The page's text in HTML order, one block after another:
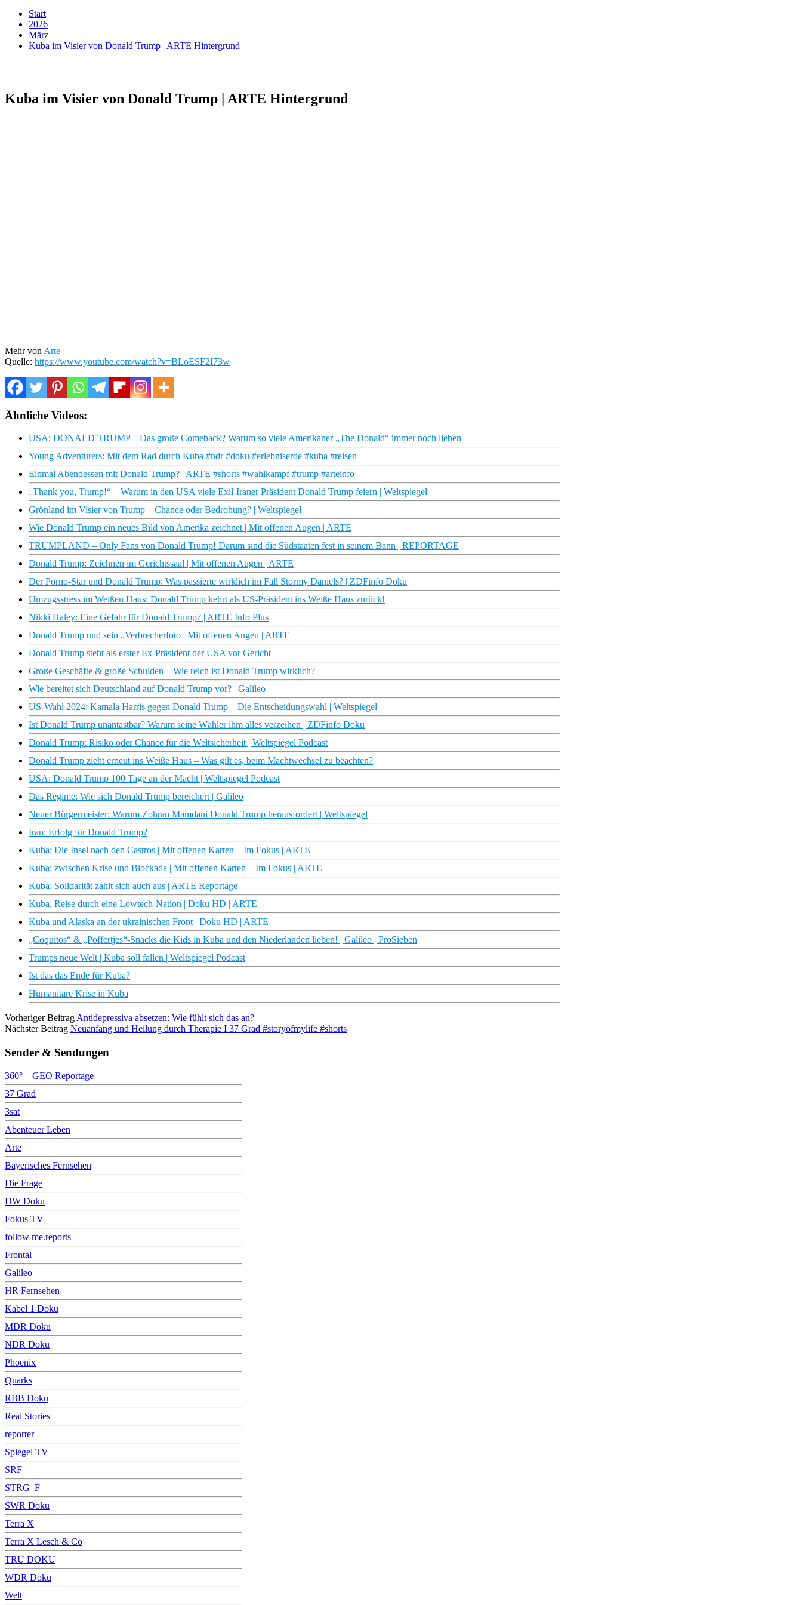
Start
2026
März
Kuba im Visier von Donald Trump | ARTE Hintergrund
Kuba im Visier von Donald Trump | ARTE Hintergrund
Mehr von Arte
Quelle: https://www.youtube.com/watch?v=BLoESF2I73w
Ähnliche Videos:
USA: DONALD TRUMP – Das große Comeback? Warum so viele Amerikaner „The Donald“ immer noch lieben
Young Adventurers: Mit dem Rad durch Kuba #ndr #doku #erlebniserde #kuba #reisen
Einmal Abendessen mit Donald Trump? | ARTE #shorts #wahlkampf #trump #arteinfo
„Thank you, Trump!“ – Warum in den USA viele Exil-Iraner Präsident Donald Trump feiern | Weltspiegel
Grönland im Visier von Trump – Chance oder Bedrohung? | Weltspiegel
Wie Donald Trump ein neues Bild von Amerika zeichnet | Mit offenen Augen | ARTE
TRUMPLAND – Only Fans von Donald Trump! Darum sind die Südstaaten fest in seinem Bann | REPORTAGE
Donald Trump: Zeichnen im Gerichtssaal | Mit offenen Augen | ARTE
Der Porno-Star und Donald Trump: Was passierte wirklich im Fall Stormy Daniels? | ZDFinfo Doku
Umzugsstress im Weißen Haus: Donald Trump kehrt als US-Präsident ins Weiße Haus zurück!
Nikki Haley: Eine Gefahr für Donald Trump? | ARTE Info Plus
Donald Trump und sein „Verbrecherfoto | Mit offenen Augen | ARTE
Donald Trump steht als erster Ex-Präsident der USA vor Gericht
Große Geschäfte & große Schulden – Wie reich ist Donald Trump wirklich?
Wie bereitet sich Deutschland auf Donald Trump vor? | Galileo
US-Wahl 2024: Kamala Harris gegen Donald Trump – Die Entscheidungswahl | Weltspiegel
Ist Donald Trump unantastbar? Warum seine Wähler ihm alles verzeihen | ZDFinfo Doku
Donald Trump: Risiko oder Chance für die Weltsicherheit | Weltspiegel Podcast
Donald Trump zieht erneut ins Weiße Haus – Was gilt es, beim Machtwechsel zu beachten?
USA: Donald Trump 100 Tage an der Macht | Weltspiegel Podcast
Das Regime: Wie sich Donald Trump bereichert | Galileo
Neuer Bürgermeister: Warum Zohran Mamdani Donald Trump herausfordert | Weltspiegel
Iran: Erfolg für Donald Trump?
Kuba: Die Insel nach den Castros | Mit offenen Karten – Im Fokus | ARTE
Kuba: zwischen Krise und Blockade | Mit offenen Karten – Im Fokus | ARTE
Kuba: Solidarität zahlt sich auch aus | ARTE Reportage
Kuba, Reise durch eine Lowtech-Nation | Doku HD | ARTE
Kuba und Alaska an der ukrainischen Front | Doku HD | ARTE
„Coquitos“ & „Poffertjes“-Snacks die Kids in Kuba und den Niederlanden lieben! | Galileo | ProSieben
Trumps neue Welt | Kuba soll fallen | Weltspiegel Podcast
Ist das das Ende für Kuba?
Humanitäre Krise in Kuba
Vorheriger Beitrag Antidepressiva absetzen: Wie fühlt sich das an?
Nächster Beitrag Neuanfang und Heilung durch Therapie I 37 Grad #storyofmylife #shorts
Sender & Sendungen
360° – GEO Reportage
37 Grad
3sat
Abenteuer Leben
Arte
Bayerisches Fernsehen
Die Frage
DW Doku
Fokus TV
follow me.reports
Frontal
Galileo
HR Fernsehen
Kabel 1 Doku
MDR Doku
NDR Doku
Phoenix
Quarks
RBB Doku
Real Stories
reporter
Spiegel TV
SRF
STRG_F
SWR Doku
Terra X
Terra X Lesch & Co
TRU DOKU
WDR Doku
Welt